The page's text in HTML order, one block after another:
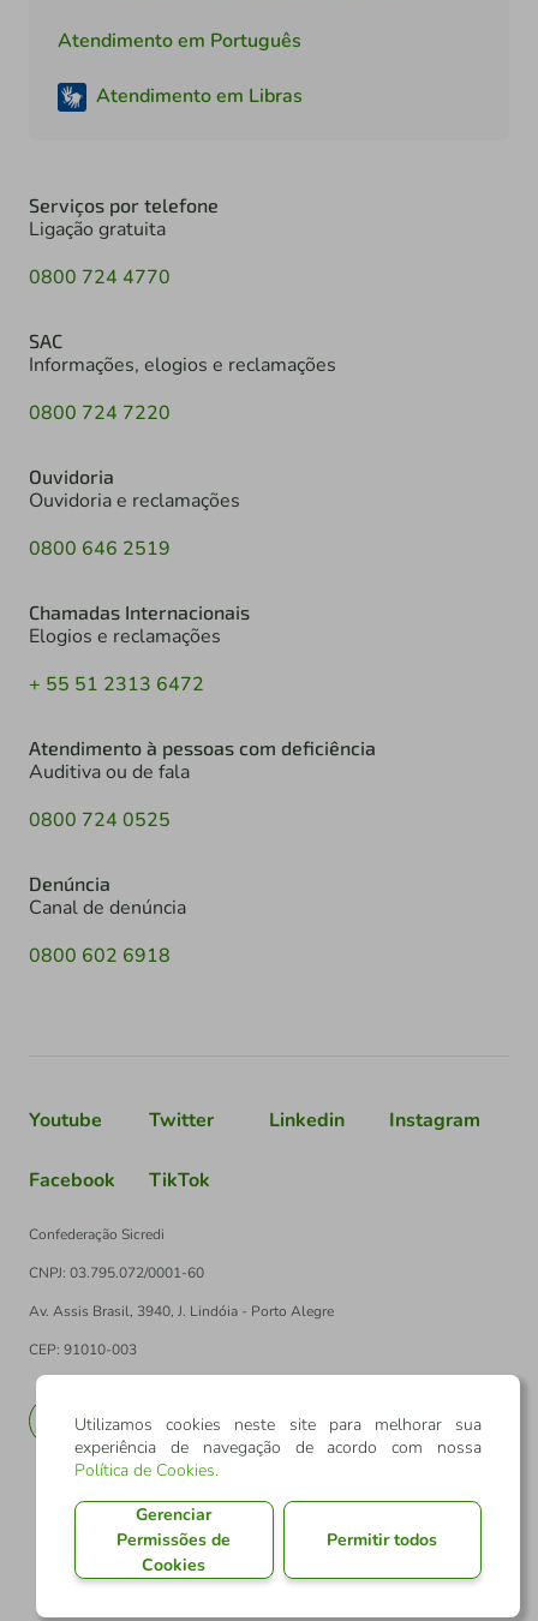
Atendimento em Português
Atendimento em Libras
Serviços por telefone
Ligação gratuita
0800 724 4770
SAC
Informações, elogios e reclamações
0800 724 7220
Ouvidoria
Ouvidoria e reclamações
0800 646 2519
Chamadas Internacionais
Elogios e reclamações
+ 55 51 2313 6472
Atendimento à pessoas com deficiência
Auditiva ou de fala
0800 724 0525
Denúncia
Canal de denúncia
0800 602 6918
Youtube Twitter Linkedin Instagram
Facebook TikTok
Confederação Sicredi
CNPJ: 03.795.072/0001-60
Av. Assis Brasil, 3940, J. Lindóia - Porto Alegre
CEP: 91010-003
EN
Utilizamos cookies neste site para melhorar sua
experiência de navegação de acordo com nossa
Política de Cookies.
Gerenciar
Permissões de
Cookies
Permitir todos